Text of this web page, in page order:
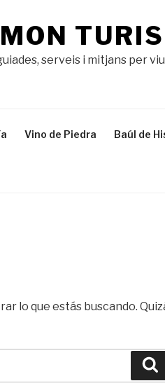
serveis i mitjans per
Vino de Piedra Baúl de
lo que estás buscando.